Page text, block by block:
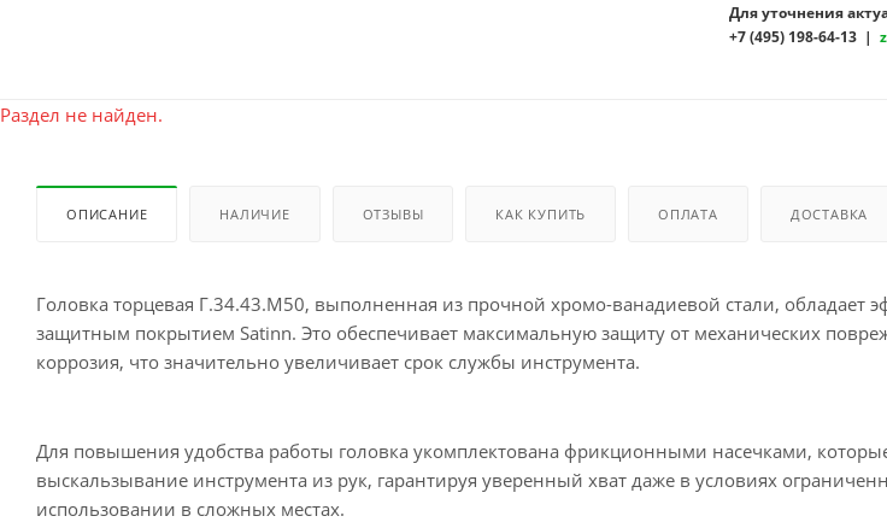
Для уточнения
+7 (495) 198-64-13 |
Раздел не найден.
ОПИСАНИЕ НАЛИЧИЕ ОТЗЫВЫ КАК КУПИТЬ ОПЛАТА ДОСТАВКА
Головка торцевая Г.34.43.М50, выполненная из прочной хромо-ванадиевой стали,
защитным покрытием Satinn. Это обеспечивает максимальную защиту от механических
коррозия, что значительно увеличивает срок службы инструмента.
Для повышения удобства работы головка укомплектована фрикционными насечками,
выскальзывание инструмента из рук, гарантируя уверенный хват даже в условиях
использовании в сложных местах.